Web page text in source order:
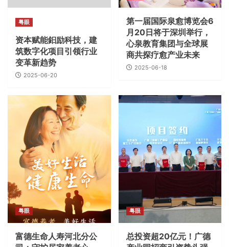
粤眼
资本赋能鈤励科技，建
筑数字化项目引领行业
变革新趋势
2025-06-20
第一届国际泉愈博览会6
月20日将于深圳举行，
心泉教育集团与全球展
商共探疗愈产业未来
2025-06-18
粤眼
富德生命人寿河北分公
粤眼
总投资超20亿元！广德